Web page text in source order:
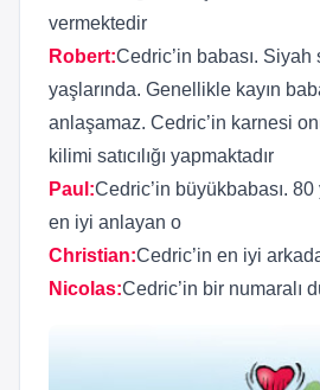
vermektedir
Robert:Cedric’in babası. Siyah
yaşlarında. Genellikle kayın
anlaşamaz. Cedric’in karnesi
kilimi satıcılığı yapmaktadır
Paul :Cedric’in büyükbabası. 80
en iyi anlayan o
Christian:Cedric’in en iyi
Nicolas:Cedric’in bir numaralı